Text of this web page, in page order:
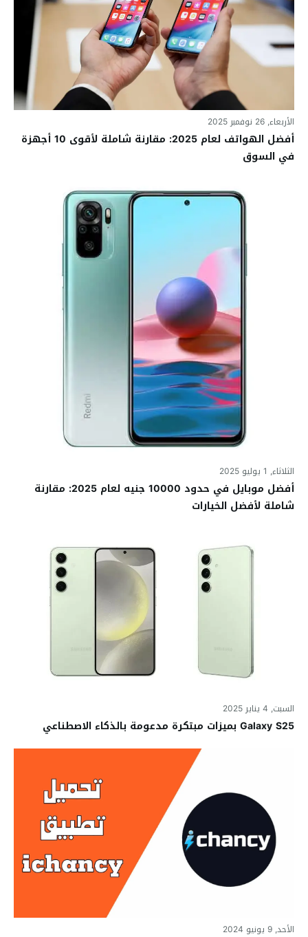
الأربعاء, 26 نوفمبر 2025
أفضل الهواتف لعام 2025: مقارنة شاملة لأقوى 10 أجهزة
في السوق
الثلاثاء, 1 يوليو 2025
أفضل موبايل في حدود 10000 جنيه لعام 2025: مقارنة
شاملة لأفضل الخيارات
السبت, 4 يناير 2025
Galaxy S25 بميزات مبتكرة مدعومة بالذكاء الاصطناعي
الأحد, 9 يونيو 2024